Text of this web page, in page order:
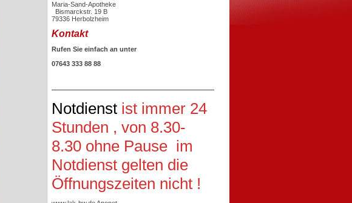
Maria-Sand-Apotheke
Bismarckstr. 19 B
79336 Herbolzheim
Kontakt
Rufen Sie einfach an unter
07643 333 88 88
Notdienst ist immer 24
Stunden , von 8.30-
8.30 ohne Pause im
Notdienst gelten die
Öffnungszeiten nicht !